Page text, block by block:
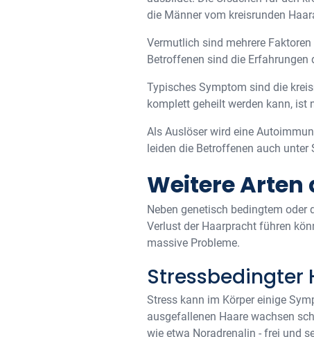
die Männer vom kreisrunden
Vermutlich sind mehrere
Betroffenen sind die Erfahrungen
Typisches Symptom sind die
komplett geheilt werden kann, ist
Als Auslöser wird eine
leiden die Betroffenen auch
Weitere
Neben genetisch bedingtem oder
Verlust der Haarpracht führen
massive Probleme.
Stressbedingter
Stress kann im Körper einige
ausgefallenen Haare wachsen
wie etwa Noradrenalin - frei und